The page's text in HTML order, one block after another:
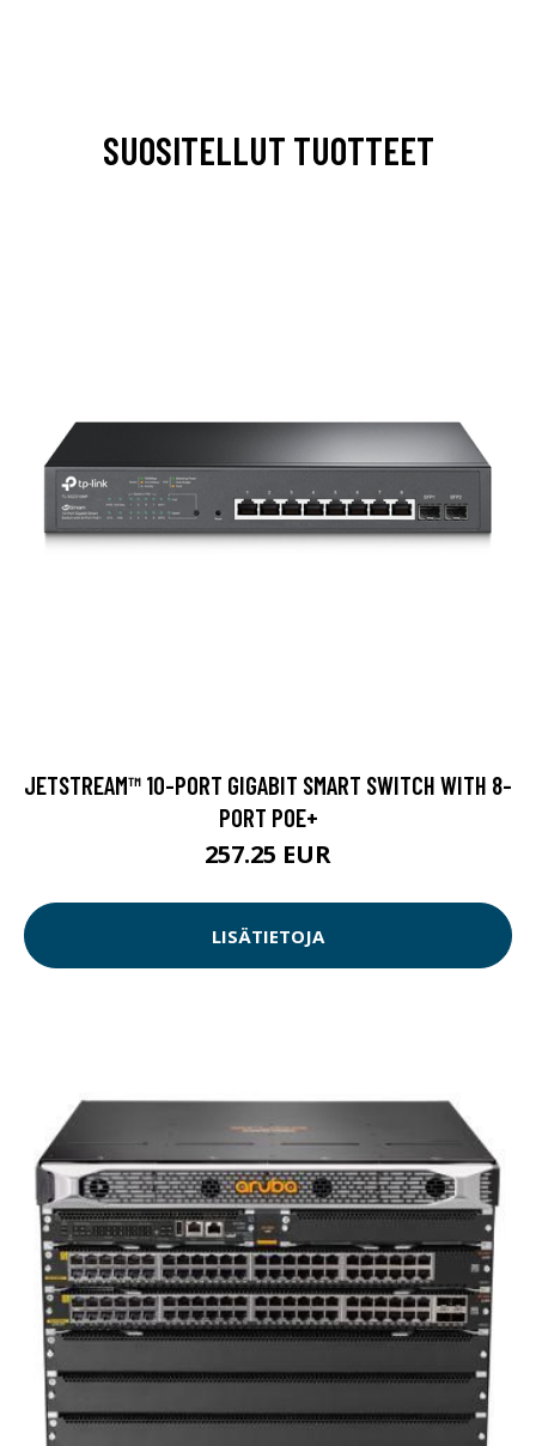
SUOSITELLUT TUOTTEET
JETSTREAM™ 10-PORT GIGABIT SMART SWITCH WITH 8-
PORT POE+
257.25 EUR
LISÄTIETOJA